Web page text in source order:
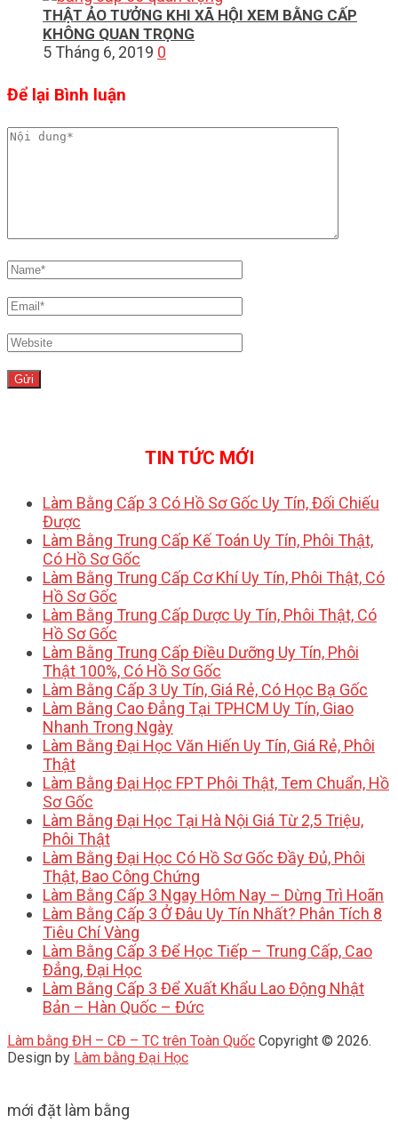
THẬT ẢO TƯỞNG KHI XÃ HỘI XEM BẰNG CẤP
KHÔNG QUAN TRỌNG
5 Tháng 6, 2019 0
Để lại Bình luận
TIN TỨC MỚI
Làm Bằng Cấp 3 Có Hồ Sơ Gốc Uy Tín, Đối Chiếu
Được
Làm Bằng Trung Cấp Kế Toán Uy Tín, Phôi Thật,
Có Hồ Sơ Gốc
Làm Bằng Trung Cấp Cơ Khí Uy Tín, Phôi Thật, Có
Hồ Sơ Gốc
Làm Bằng Trung Cấp Dược Uy Tín, Phôi Thật, Có
Hồ Sơ Gốc
Làm Bằng Trung Cấp Điều Dưỡng Uy Tín, Phôi
Thật 100%, Có Hồ Sơ Gốc
Làm Bằng Cấp 3 Uy Tín, Giá Rẻ, Có Học Bạ Gốc
Làm Bằng Cao Đẳng Tại TPHCM Uy Tín, Giao
Nhanh Trong Ngày
Làm Bằng Đại Học Văn Hiến Uy Tín, Giá Rẻ, Phôi
Thật
Làm Bằng Đại Học FPT Phôi Thật, Tem Chuẩn, Hồ
Sơ Gốc
Làm Bằng Đại Học Tại Hà Nội Giá Từ 2,5 Triệu,
Phôi Thật
Làm Bằng Đại Học Có Hồ Sơ Gốc Đầy Đủ, Phôi
Thật, Bao Công Chứng
Làm Bằng Cấp 3 Ngay Hôm Nay – Dừng Trì Hoãn
Làm Bằng Cấp 3 Ở Đâu Uy Tín Nhất? Phân Tích 8
Tiêu Chí Vàng
Làm Bằng Cấp 3 Để Học Tiếp – Trung Cấp, Cao
Đẳng, Đại Học
Làm Bằng Cấp 3 Để Xuất Khẩu Lao Động Nhật
Bản – Hàn Quốc – Đức
Làm bằng ĐH – CĐ – TC trên Toàn Quốc Copyright © 2026.
Design by Làm bằng Đại Học
mới đặt làm bằng